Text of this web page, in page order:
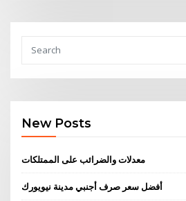
New Posts
معدلات والضرائب على الممتلكات
أفضل سعر صرف أجنبي مدينة نيويورك